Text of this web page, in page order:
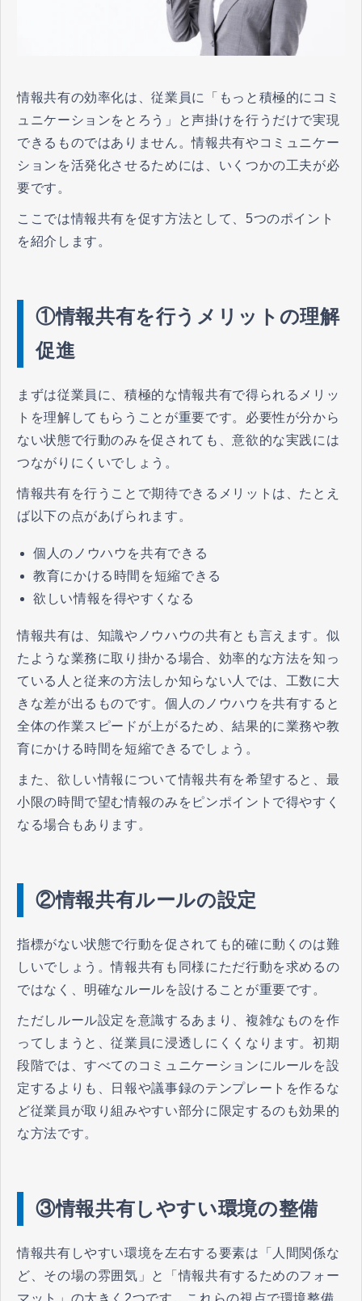
情報共有の効率化は、従業員に「もっと積極的にコミ
ュニケーションをとろう」と声掛けを行うだけで実現
できるものではありません。情報共有やコミュニケー
ションを活発化させるためには、いくつかの工夫が必
要です。
ここでは情報共有を促す方法として、5つのポイント
を紹介します。
①情報共有を行うメリットの理解
促進
まずは従業員に、積極的な情報共有で得られるメリッ
トを理解してもらうことが重要です。必要性が分から
ない状態で行動のみを促されても、意欲的な実践には
つながりにくいでしょう。
情報共有を行うことで期待できるメリットは、たとえ
ば以下の点があげられます。
個人のノウハウを共有できる
教育にかける時間を短縮できる
欲しい情報を得やすくなる
情報共有は、知識やノウハウの共有とも言えます。似
たような業務に取り掛かる場合、効率的な方法を知っ
ている人と従来の方法しか知らない人では、工数に大
きな差が出るものです。個人のノウハウを共有すると
全体の作業スピードが上がるため、結果的に業務や教
育にかける時間を短縮できるでしょう。
また、欲しい情報について情報共有を希望すると、最
小限の時間で望む情報のみをピンポイントで得やすく
なる場合もあります。
②情報共有ルールの設定
指標がない状態で行動を促されても的確に動くのは難
しいでしょう。情報共有も同様にただ行動を求めるの
ではなく、明確なルールを設けることが重要です。
ただしルール設定を意識するあまり、複雑なものを作
ってしまうと、従業員に浸透しにくくなります。初期
段階では、すべてのコミュニケーションにルールを設
定するよりも、日報や議事録のテンプレートを作るな
ど従業員が取り組みやすい部分に限定するのも効果的
な方法です。
③情報共有しやすい環境の整備
情報共有しやすい環境を左右する要素は「人間関係な
ど、その場の雰囲気」と「情報共有するためのフォー
マット」の大きく2つです。これらの視点で環境整備